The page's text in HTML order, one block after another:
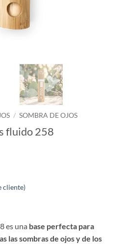
/ SOMBRA DE OJOS
fluido 258
cliente)
es una base perfecta para
las sombras de ojos y de los